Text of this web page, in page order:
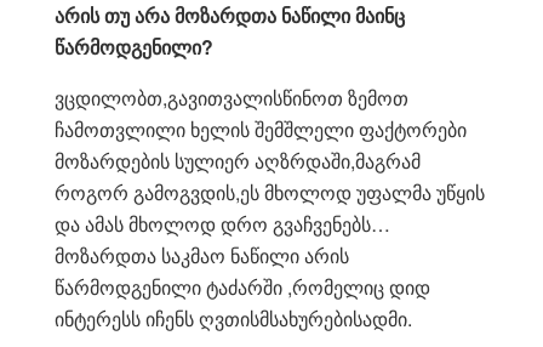
არის თუ არა მოზარდთა ნაწილი მაინც
წარმოდგენილი?
ვცდილობთ,გავითვალისწინოთ ზემოთ
ჩამოთვლილი ხელის შემშლელი ფაქტორები
მოზარდების სულიერ აღზრდაში,მაგრამ
როგორ გამოგვდის,ეს მხოლოდ უფალმა უწყის
და ამას მხოლოდ დრო გვაჩვენებს…
მოზარდთა საკმაო ნაწილი არის
წარმოდგენილი ტაძარში ,რომელიც დიდ
ინტერესს იჩენს ღვთისმსახურებისადმი.